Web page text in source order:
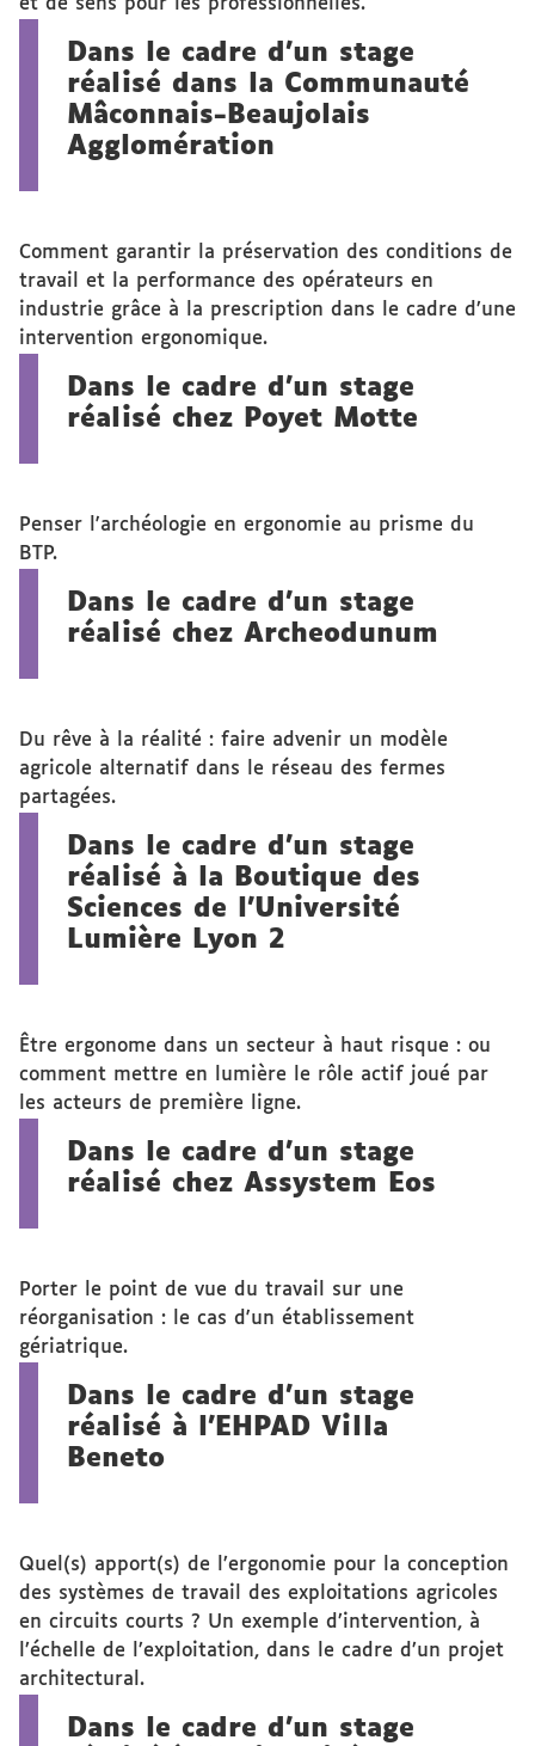
et de sens pour les professionnelles.
Dans le cadre d'un stage
réalisé dans la Communauté
Mâconnais-Beaujolais
Agglomération
Comment garantir la préservation des conditions de
travail et la performance des opérateurs en
industrie grâce à la prescription dans le cadre d’une
intervention ergonomique.
Dans le cadre d'un stage
réalisé chez Poyet Motte
Penser l'archéologie en ergonomie au prisme du
BTP.
Dans le cadre d'un stage
réalisé chez Archeodunum
Du rêve à la réalité : faire advenir un modèle
agricole alternatif dans le réseau des fermes
partagées.
Dans le cadre d'un stage
réalisé à la Boutique des
Sciences de l'Université
Lumière Lyon 2
Être ergonome dans un secteur à haut risque : ou
comment mettre en lumière le rôle actif joué par
les acteurs de première ligne.
Dans le cadre d'un stage
réalisé chez Assystem Eos
Porter le point de vue du travail sur une
réorganisation : le cas d'un établissement
gériatrique.
Dans le cadre d'un stage
réalisé à l'EHPAD Villa
Beneto
Quel(s) apport(s) de l’ergonomie pour la conception
des systèmes de travail des exploitations agricoles
en circuits courts ? Un exemple d’intervention, à
l’échelle de l’exploitation, dans le cadre d’un projet
architectural.
Dans le cadre d'un stage